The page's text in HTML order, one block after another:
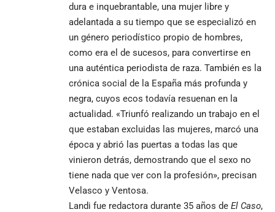
dura e inquebrantable, una mujer libre y
adelantada a su tiempo que se especializó en
un género periodístico propio de hombres,
como era el de sucesos, para convertirse en
una auténtica periodista de raza. También es la
crónica social de la España más profunda y
negra, cuyos ecos todavía resuenan en la
actualidad. «Triunfó realizando un trabajo en el
que estaban excluidas las mujeres, marcó una
época y abrió las puertas a todas las que
vinieron detrás, demostrando que el sexo no
tiene nada que ver con la profesión», precisan
Velasco y Ventosa.
Landi fue redactora durante 35 años de El Caso,